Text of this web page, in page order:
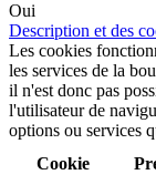
Oui
Description et des
Les cookies
les services de la
il n'est donc pas
l'utilisateur de
options ou services
Cookie